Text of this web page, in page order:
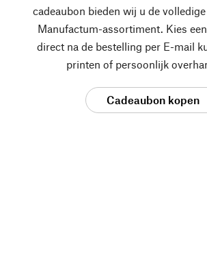
cadeaubon bieden wij u de
Manufactum-assortiment. Kies
direct na de bestelling per E-mail
printen of persoonlijk
Cadeaubon kopen